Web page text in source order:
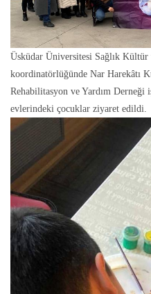
Üsküdar Üniversitesi Sağlık
koordinatörlüğünde Nar Harekâtı
Rehabilitasyon ve Yardım
evlerindeki çocuklar ziyaret edildi.